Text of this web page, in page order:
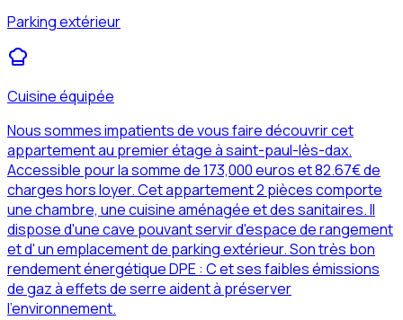
Parking extérieur
Cuisine équipée
Nous sommes impatients de vous faire découvrir cet
appartement au premier étage à saint-paul-lès-dax.
Accessible pour la somme de 173,000 euros et 82.67€ de
charges hors loyer. Cet appartement 2 pièces comporte
une chambre, une cuisine aménagée et des sanitaires. Il
dispose d'une cave pouvant servir d'espace de rangement
et d' un emplacement de parking extérieur. Son très bon
rendement énergétique DPE : C et ses faibles émissions
de gaz à effets de serre aident à préserver
l'environnement.